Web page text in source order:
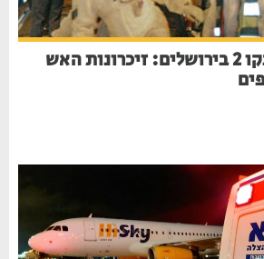
23 שנים לטבח בקו 2 בירושלים: זיכרונות האש